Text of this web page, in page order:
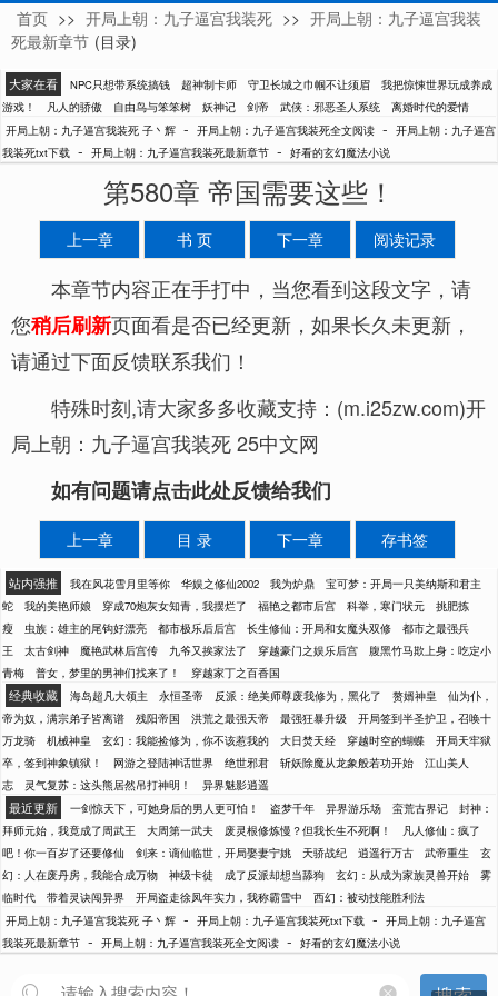
子丶辉
首页 >> 开局上朝：九子逼宫我装死 >> 开局上朝：九子逼宫我装
死最新章节 (目录)
大家在看 NPC只想带系统搞钱 超神制卡师 守卫长城之巾帼不让须眉
我把惊悚世界玩成养成
游戏！
凡人的骄傲 自由鸟与笨笨树 妖神记 剑帝 武侠：邪恶圣人系统
离婚时代的爱情
开局上朝：九子逼宫我装死 子丶辉 - 开局上朝：九子逼宫我装死全文阅读 - 开局上朝：九子逼宫
我装死txt下载 - 开局上朝：九子逼宫我装死最新章节 - 好看的玄幻魔法小说
第580章 帝国需要这些！
上一章 书 页 下一章 阅读记录
本章节内容正在手打中，当您看到这段文字，请
您稍后刷新页面看是否已经更新，如果长久未更新，
请通过下面反馈联系我们！
特殊时刻,请大家多多收藏支持：(m.i25zw.com)开
局上朝：九子逼宫我装死 25中文网
如有问题请点击此处反馈给我们
上一章 目 录 下一章 存书签
站内强推 我在风花雪月里等你 华娱之修仙2002 我为炉鼎
宝可梦：开局一只美纳斯和君主
蛇
我的美艳师娘 穿成70炮灰女知青，我摆烂了 福艳之都市后宫 科举，寒门状元
挑肥拣
瘦
虫族：雄主的尾钩好漂亮 都市极乐后后宫 长生修仙：开局和女魔头双修
都市之最强兵
王
太古剑神 魔艳武林后宫传 九爷又挨家法了 穿越豪门之娱乐后宫
腹黑竹马欺上身：吃定小
青梅
普女，梦里的男神们找来了！ 穿越家丁之百香国
经典收藏 海岛超凡大领主 永恒圣帝 反派：绝美师尊废我修为，黑化了 赘婿神皇
仙为仆，
帝为奴，满宗弟子皆离谱
残阳帝国 洪荒之最强天帝 最强狂暴升级
开局签到半圣护卫，召唤十
万龙骑
机械神皇 玄幻：我能捡修为，你不该惹我的 大日焚天经 穿越时空的蝴蝶
开局天牢狱
卒，签到神象镇狱！
网游之登陆神话世界 绝世邪君 斩妖除魔从龙象般若功开始
江山美人
志
灵气复苏：这头熊居然吊打神明！ 异界魅影逍遥
最近更新 一剑惊天下，可她身后的男人更可怕！ 盗梦千年 异界游乐场 蛮荒古界记
封神：
拜师元始，我竟成了周武王
大周第一武夫 废灵根修炼慢？但我长生不死啊！
凡人修仙：疯了
吧！你一百岁了还要修仙
剑来：谪仙临世，开局娶妻宁姚 天骄战纪 逍遥行万古 武帝重生
玄
幻：人在废丹房，我能合成万物
神级卡徒 成了反派却想当舔狗 玄幻：从成为家族灵兽开始
雾
临时代
带着灵诀闯异界 开局盗走徐凤年实力，我称霸雪中
西幻：被动技能胜利法
开局上朝：九子逼宫我装死 子丶辉 - 开局上朝：九子逼宫我装死txt下载 - 开局上朝：九子逼宫
我装死最新章节 - 开局上朝：九子逼宫我装死全文阅读 - 好看的玄幻魔法小说